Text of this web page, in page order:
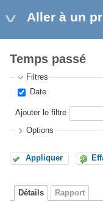
Aller à un
Temps passé
Filtres
Date
Ajouter le filtre
Options
Appliquer
Détails Rapport